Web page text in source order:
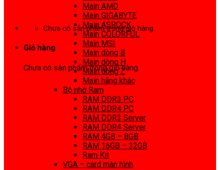
Chưa có sản phẩm trong giỏ hàng.
Giỏ hàng
Chưa có sản phẩm trong giỏ hàng.
Main AMD
Main GIGABYTE
Main ASROCK
Main COLORFUL
Main MSI
Main dòng B
Main dòng H
Main dòng Z
Main hãng khác
Bộ nhớ Ram
RAM DDR3 PC
RAM DDR4 PC
RAM DDR3 Server
RAM DDR4 Server
RAM 4GB – 8GB
RAM 16GB – 32GB
Ram Kit
VGA – card màn hình